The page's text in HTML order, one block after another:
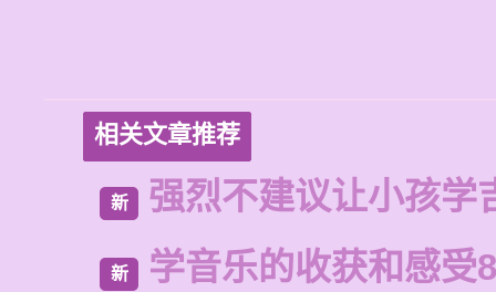
相关文章推荐
新 强烈不建议让小孩学
新 学音乐的收获和感受